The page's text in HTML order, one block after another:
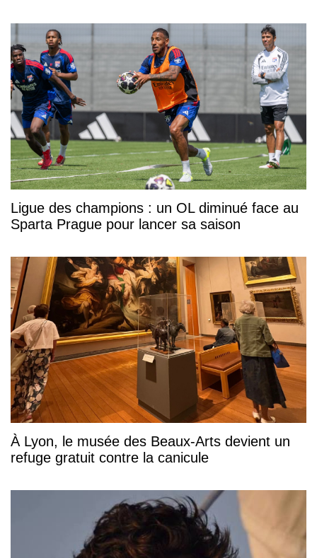
Ligue des champions : un OL diminué face au
Sparta Prague pour lancer sa saison
À Lyon, le musée des Beaux-Arts devient un
refuge gratuit contre la canicule